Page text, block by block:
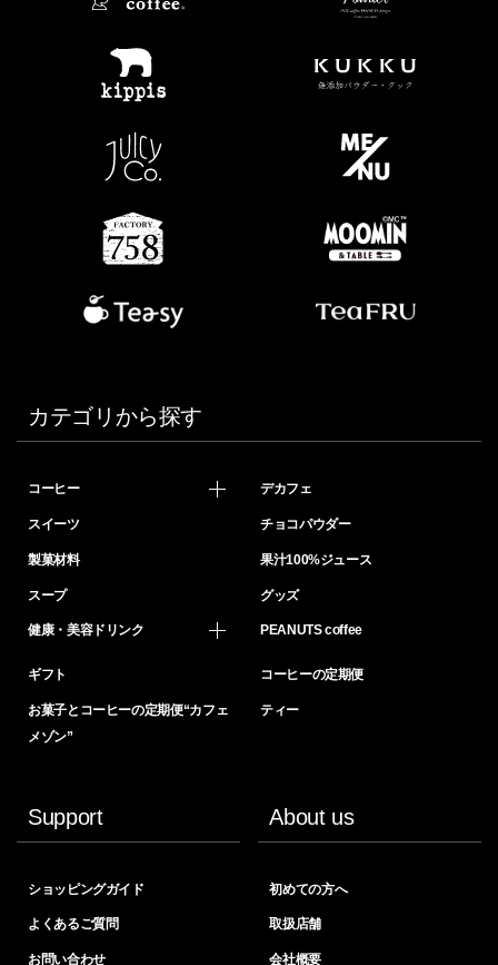
カテゴリから探す
コーヒー デカフェ
スイーツ チョコパウダー
製菓材料 果汁100%ジュース
スープ グッズ
健康・美容ドリンク PEANUTS coffee
ギフト コーヒーの定期便
お菓子とコーヒーの定期便“カフェ
メゾン”
ティー
Support
ショッピングガイド
よくあるご質問
お問い合わせ
About us
初めての方へ
取扱店舗
会社概要